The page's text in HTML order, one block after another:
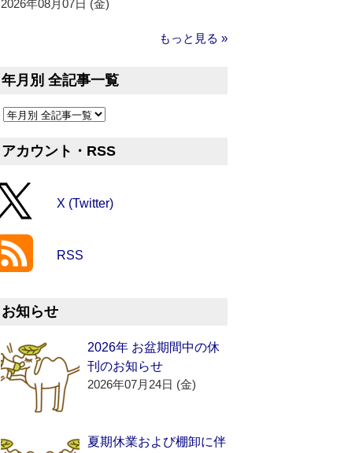
2026年08月07日 (金)
もっと見る »
年月別 全記事一覧
アカウント・RSS
X (Twitter)
RSS
お知らせ
2026年 お盆期間中の休
刊のお知らせ
2026年07月24日 (金)
夏期休業および棚卸に伴